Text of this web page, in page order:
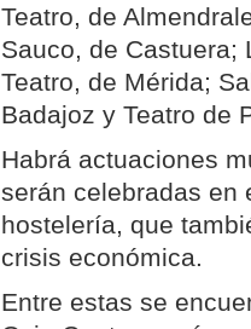
Teatro, de
Sauco, de Castuera;
Teatro, de Mérida;
Badajoz y Teatro de
Habrá actuaciones
serán celebradas en
hostelería, que
crisis económica.
Entre estas se